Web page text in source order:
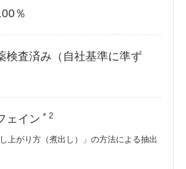
％
検査済み（自社基準に準ず
ェイン ＊2
上がり方（煮出し）」の方法による抽出